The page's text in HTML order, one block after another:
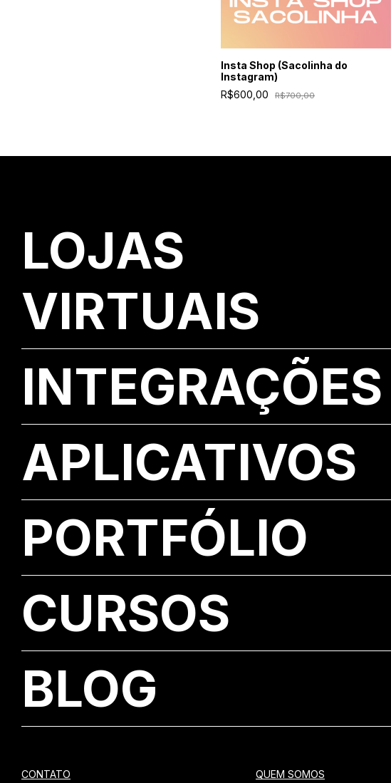
Insta Shop (Sacolinha do
Instagram)
R$600,00
R$700,00
LOJAS
VIRTUAIS
INTEGRAÇÕES
APLICATIVOS
PORTFÓLIO
CURSOS
BLOG
CONTATO QUEM SOMOS